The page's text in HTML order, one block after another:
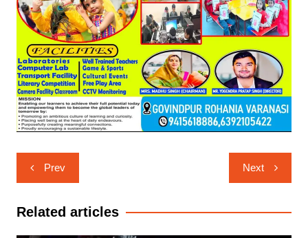
Post
navigation
Prev Next
Related articles